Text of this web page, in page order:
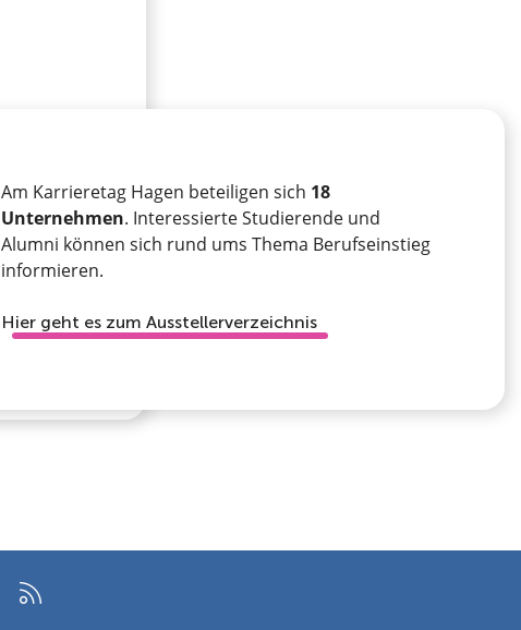
Am Karrieretag Hagen beteiligen sich 18
Unternehmen. Interessierte Studierende und
Alumni können sich rund ums Thema Berufseinstieg
informieren.
Hier geht es zum Ausstellerverzeichnis